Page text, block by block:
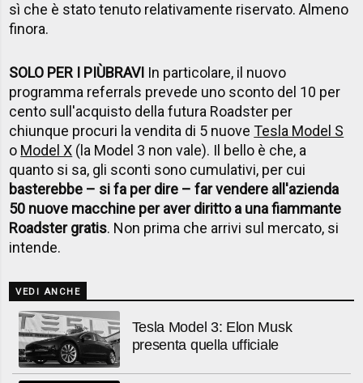
sì che è stato tenuto relativamente riservato. Almeno
finora.
SOLO PER I PIÙBRAVI In particolare, il nuovo
programma referrals prevede uno sconto del 10 per
cento sull'acquisto della futura Roadster per
chiunque procuri la vendita di 5 nuoveTesla Model S
o Model X (la Model 3 non vale). Il bello è che, a
quanto si sa, gli sconti sono cumulativi, per cui
basterebbe – si fa per dire – far vendere all'azienda
50 nuove macchine per aver diritto a una fiammante
Roadster gratis. Non prima che arrivi sul mercato, si
intende.
VEDI ANCHE
Tesla Model 3: Elon Musk
presenta quella ufficiale